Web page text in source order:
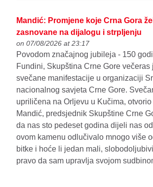
Mandić: Promjene koje Crna Gora
zasnovane na dijalogu i strpljenju
on 07/08/2026 at 23:17
Povodom značajnog jubileja - 150
Fundini, Skupština Crne Gore
svečane manifestacije u organizaciji
nacionalnog savjeta Crne Gore.
upriličena na Orljevu u Kučima,
Mandić, predsjednik Skupštine Crne
da nas sto pedeset godina dijeli nas
ovom kamenu odlučivalo mnogo više
bitke i hoće li jedan mali,
pravo da sam upravlja svojom